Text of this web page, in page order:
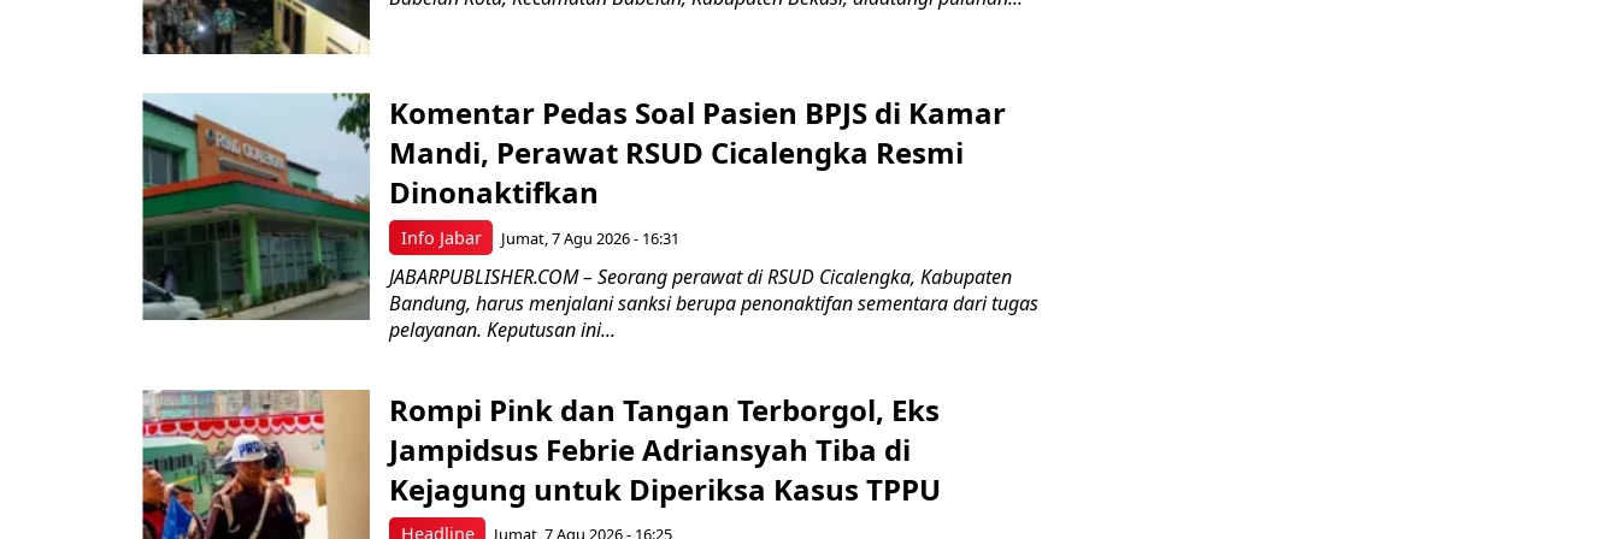
Info Jabar
Komentar Pedas Soal Pasien BPJS di Kamar
Mandi, Perawat RSUD Cicalengka Resmi
Dinonaktifkan
Jumat, 7 Agu 2026 - 16:31
JABARPUBLISHER.COM – Seorang perawat di RSUD Cicalengka, Kabupaten
Bandung, harus menjalani sanksi berupa penonaktifan sementara dari tugas
pelayanan. Keputusan ini...
Headline
Rompi Pink dan Tangan Terborgol, Eks
Jampidsus Febrie Adriansyah Tiba di
Kejagung untuk Diperiksa Kasus TPPU
Jumat, 7 Agu 2026 - 16:25